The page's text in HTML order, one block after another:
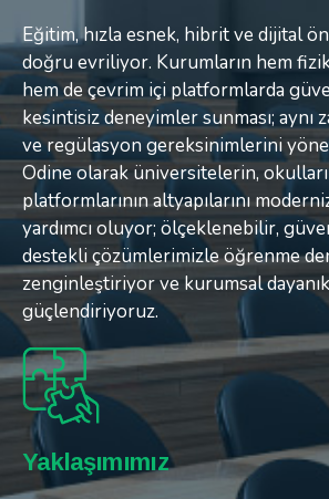
Eğitim, hızla esnek, hibrit ve dijital
doğru evriliyor. Kurumların hem
hem de çevrim içi platformlarda
kesintisiz deneyimler sunması; aynı
ve regülasyon gereksinimlerini
Odine olarak üniversitelerin,
platformlarının altyapılarını
yardımcı oluyor; ölçeklenebilir,
destekli çözümlerimizle öğrenme
zenginleştiriyor ve kurumsal
güçlendiriyoruz.
Zorluklar
Eğitim, hızla esnek, hibrit ve dijital
doğru evriliyor. Kurumların hem
hem de çevrim içi platformlarda
kesintisiz deneyimler sunması; aynı
ve regülasyon gereksinimlerini
Odine olarak üniversitelerin,
platformlarının altyapılarını
yardımcı oluyor; ölçeklenebilir,
destekli çözümlerimizle öğrenme
zenginleştiriyor ve kurumsal
güçlendiriyoruz.
Yaklaşımımız
Eğitim, hızla esnek, hibrit ve dijital
doğru evriliyor. Kurumların hem
hem de çevrim içi platformlarda
kesintisiz deneyimler sunması; aynı
ve regülasyon gereksinimlerini
Odine olarak üniversitelerin,
platformlarının altyapılarını
yardımcı oluyor; ölçeklenebilir,
destekli çözümlerimizle öğrenme
zenginleştiriyor ve kurumsal
güçlendiriyoruz.
Kazanımlar